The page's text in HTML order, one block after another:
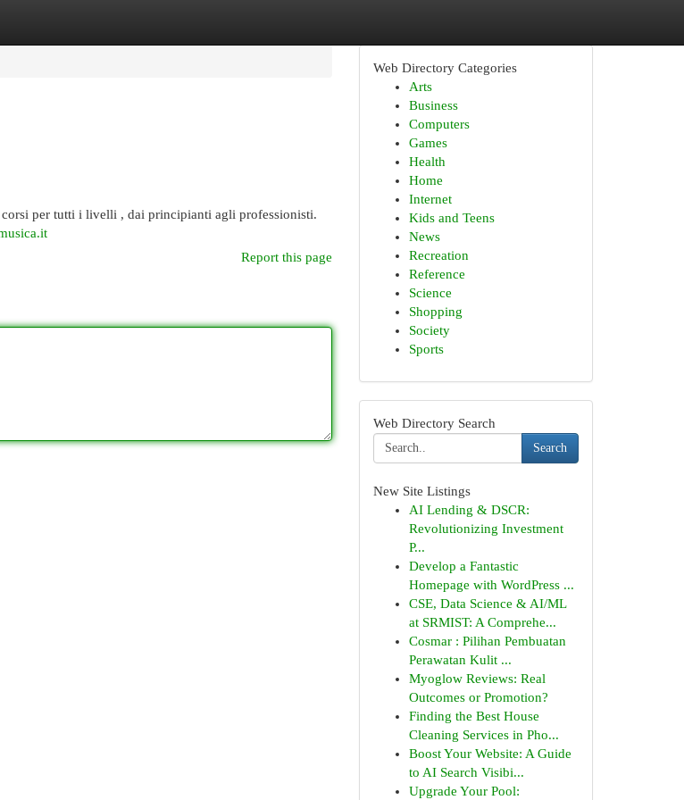
per tutti i livelli , dai principianti agli professionisti.
Report this page
Web Directory Categories
Arts
Business
Computers
Games
Health
Home
Internet
Kids and Teens
News
Recreation
Reference
Science
Shopping
Society
Sports
Web Directory Search
Search
New Site Listings
AI Lending & DSCR:
Revolutionizing Investment
P...
Develop a Fantastic
Homepage with WordPress ...
CSE, Data Science & AI/ML
at SRMIST: A Comprehe...
Cosmar : Pilihan Pembuatan
Perawatan Kulit ...
Myoglow Reviews: Real
Outcomes or Promotion?
Finding the Best House
Cleaning Services in Pho...
Boost Your Website: A Guide
to AI Search Visibi...
Upgrade Your Pool: